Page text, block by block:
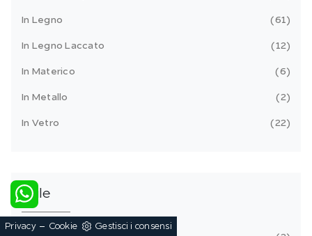
In Legno 61
In Legno Laccato 12
In Materico 6
In Metallo 2
In Vetro 22
Stile
Privacy- Cookie Gestisci i consensi